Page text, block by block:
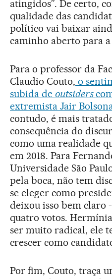
atingidos”. De certo,
qualidade das
político vai baixar
caminho aberto para
Para o professor da
Claudio Couto, o
subida de outsiders
extremista Jair
contudo, é mais
consequência do
como uma realidade
em 2018. Para
Universidade São
pela boca, não tem
se eleger como
deixou isso bem claro
quatro votos.
ser muito radical, ele
crescer como
Por fim, Couto, traça